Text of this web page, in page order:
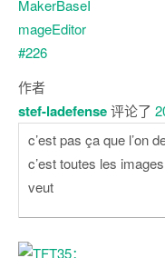
作者
stef-ladefense评论了
c’est pas ça que l’on
c’est toutes les
veut